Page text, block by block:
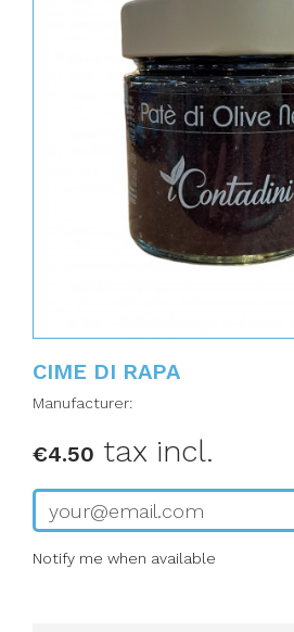
CIME DI RAPA
Manufacturer:
€4.50 tax incl.
Notify me when available